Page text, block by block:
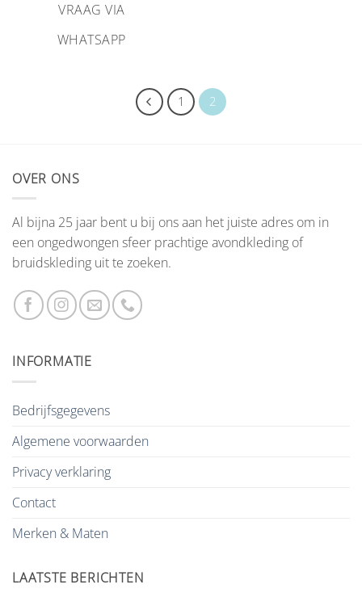
VRAAG VIA
WHATSAPP
1 2
OVER ONS
Al bijna 25 jaar bent u bij ons aan het juiste adres om in
een ongedwongen sfeer prachtige avondkleding of
bruidskleding uit te zoeken.
INFORMATIE
Bedrijfsgegevens
Algemene voorwaarden
Privacy verklaring
Contact
Merken & Maten
LAATSTE BERICHTEN